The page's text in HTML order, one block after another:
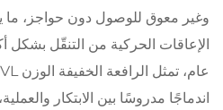
وغير معوق للوصول دون حواجز،
الإعاقات الحركية من التنقّل بشكل
اندماجًا مدروسًا بين الابتكار